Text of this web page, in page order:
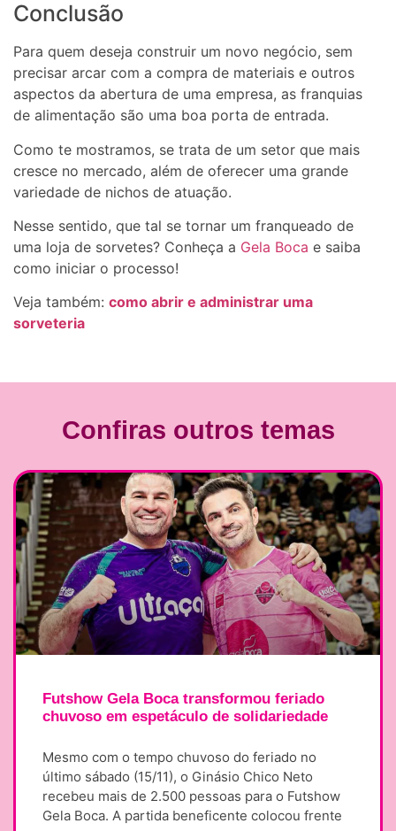
Conclusão
Para quem deseja construir um novo negócio, sem
precisar arcar com a compra de materiais e outros
aspectos da abertura de uma empresa, as franquias
de alimentação são uma boa porta de entrada.
Como te mostramos, se trata de um setor que mais
cresce no mercado, além de oferecer uma grande
variedade de nichos de atuação.
Nesse sentido, que tal se tornar um franqueado de
uma loja de sorvetes? Conheça a Gela Boca e saiba
como iniciar o processo!
Veja também: como abrir e administrar uma
sorveteria
Confiras outros temas
Futshow Gela Boca transformou feriado
chuvoso em espetáculo de solidariedade
Mesmo com o tempo chuvoso do feriado no
último sábado (15/11), o Ginásio Chico Neto
recebeu mais de 2.500 pessoas para o Futshow
Gela Boca. A partida beneficente colocou frente